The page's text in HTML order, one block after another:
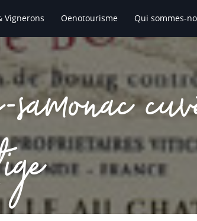
Vignerons Oenotourisme Qui sommes-